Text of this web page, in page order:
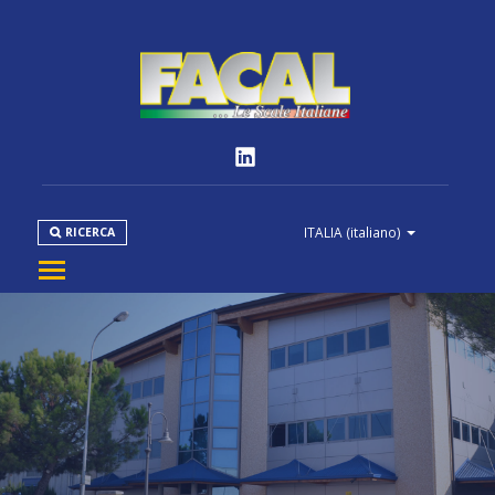
ITALIA (italiano)
RICERCA
PRODOTTI
NORMATIVE
MEDIA
DOWNLOAD